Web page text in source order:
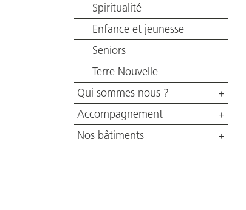
Spiritualité
Enfance et jeunesse
Seniors
Terre Nouvelle
Qui sommes nous ? +
Accompagnement +
Nos bâtiments +